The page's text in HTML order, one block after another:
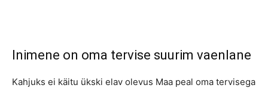
Inimene on oma tervise suurim vaenlane
Kahjuks ei käitu ükski elav olevus Maa peal oma tervisega